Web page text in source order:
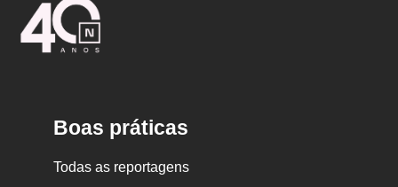
Boas práticas
Todas as reportagens